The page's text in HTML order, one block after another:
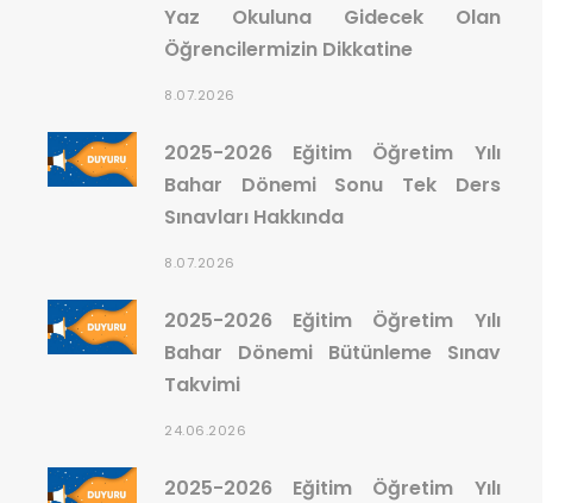
Yaz Okuluna Gidecek Olan
Öğrencilermizin Dikkatine
8.07.2026
2025-2026 Eğitim Öğretim Yılı
Bahar Dönemi Sonu Tek Ders
Sınavları Hakkında
8.07.2026
2025-2026 Eğitim Öğretim Yılı
Bahar Dönemi Bütünleme Sınav
Takvimi
24.06.2026
2025-2026 Eğitim Öğretim Yılı